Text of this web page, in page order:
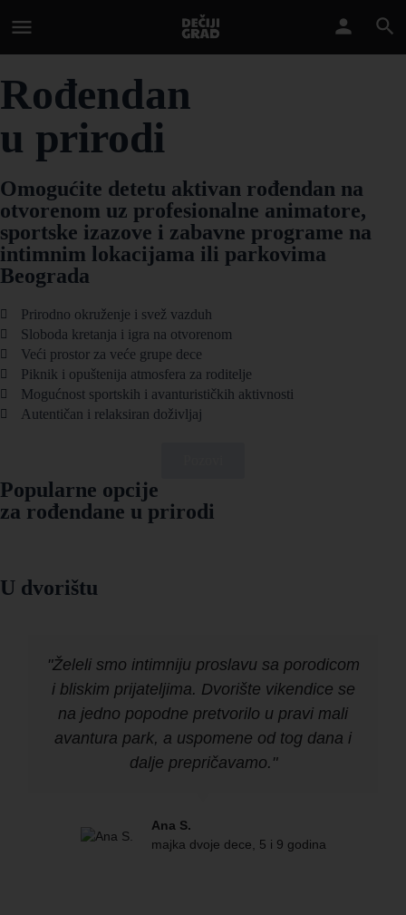
Rođendan
u prirodi
Omogućite detetu aktivan rođendan na
otvorenom uz profesionalne animatore,
sportske izazove i zabavne programe na
intimnim lokacijama ili parkovima
Beograda
Prirodno okruženje i svež vazduh
Sloboda kretanja i igra na otvorenom
Veći prostor za veće grupe dece
Piknik i opuštenija atmosfera za roditelje
Mogućnost sportskih i avanturističkih aktivnosti
Autentičan i relaksiran doživljaj
Popularne opcije
za rođendane u prirodi
U dvorištu
"Želeli smo intimniju proslavu sa porodicom
i bliskim prijateljima. Dvorište vikendice se
na jedno popodne pretvorilo u pravi mali
avantura park, a uspomene od tog dana i
dalje prepričavamo."
Ana S.
majka dvoje dece, 5 i 9 godina